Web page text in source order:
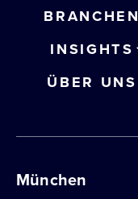
BRANCHEN
INSIGHTS
ÜBER UNS
München